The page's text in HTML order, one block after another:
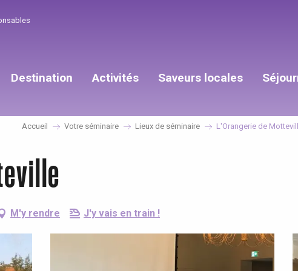
Destination Activités Saveurs locales
Accueil Votre séminaire Lieux de séminaire L'Orangerie de
M'y rendre J'y vais en train !